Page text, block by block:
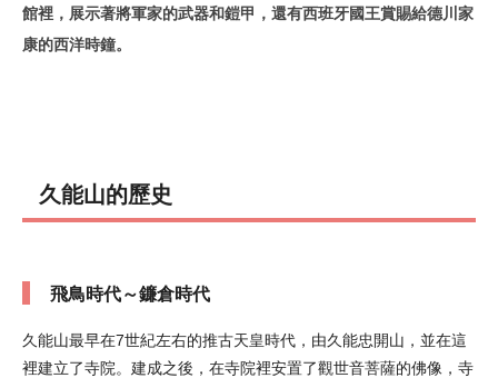
館裡，展示著將軍家的武器和鎧甲，還有西班牙國王賞賜給德川家
康的西洋時鐘。
久能山的歷史
飛鳥時代～鐮倉時代
久能山最早在7世紀左右的推古天皇時代，由久能忠開山，並在這
裡建立了寺院。建成之後，在寺院裡安置了觀世音菩薩的佛像，寺